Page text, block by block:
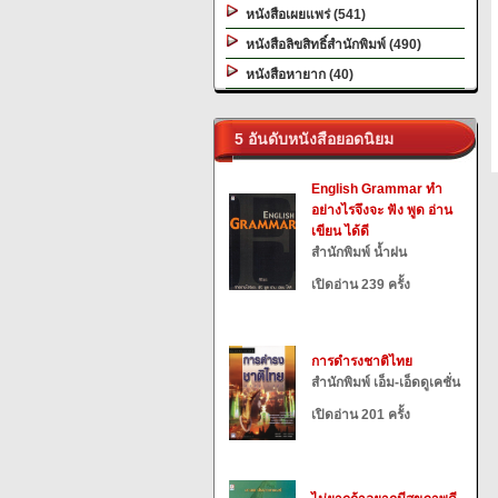
หนังสือเผยแพร่ (541)
หนังสือลิขสิทธิ์สำนักพิมพ์ (490)
หนังสือหายาก (40)
5 อันดับหนังสือยอดนิยม
English Grammar ทำ
อย่างไรจึงจะ ฟัง พูด อ่าน
เขียน ได้ดี
สำนักพิมพ์ น้ำฝน
เปิดอ่าน 239 ครั้ง
การดำรงชาติไทย
สำนักพิมพ์ เอ็ม-เอ็ดดูเคชั่น
เปิดอ่าน 201 ครั้ง